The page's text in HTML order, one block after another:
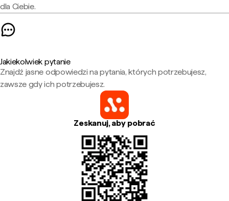
dla Ciebie.
Jakiekolwiek pytanie
Znajdź jasne odpowiedzi na pytania, których potrzebujesz,
zawsze gdy ich potrzebujesz.
Zeskanuj, aby pobrać